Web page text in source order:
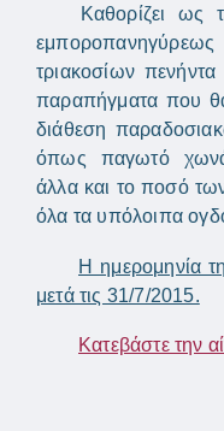
Καθορίζει ως
τριακοσίων
παραπήγματα που
διάθεση
όπως παγωτό
άλλα και το ποσό
όλα τα υπόλοιπα
Η ημερομηνία
μετά τις 31/7/2015.
Κατεβάστε την